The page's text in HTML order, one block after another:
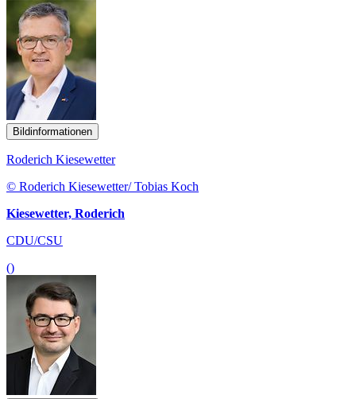
Bildinformationen
Roderich Kiesewetter
© Roderich Kiesewetter/ Tobias Koch
Kiesewetter, Roderich
CDU/CSU
()